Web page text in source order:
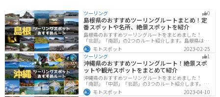
ツーリング 0
島根県のおすすめツーリングルートまとめ！定
番スポットや名所、絶景スポットを紹介
島根県のおすすめツーリングルートをまとめました！
「北部」「南部」の2つのルート紹介します。島根県は、
海と山が近く、1日で全然違う景色を堪能することができ
ます。バイクで島根県にツーリングに行く際は参考にし
てください。
モトスポット
2023-02-25
ツーリング
1
沖縄県のおすすめツーリングルート！絶景スポ
ットや観光スポットをまとめて紹介
沖縄県のおすすめツーリングルートをまとめました！
「南部」「中部」「北部」の3つのルート紹介します。美
しいビーチや歴史と文化に溢れたスポットが多数あり、
様々な楽しみ方ができます。バイクで沖縄県にツーリン
モトスポット
2023-04-10